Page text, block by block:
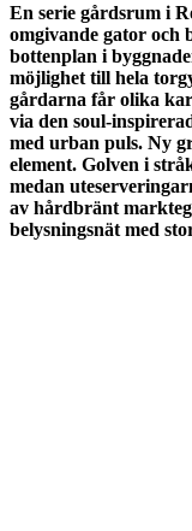
En serie gårdsrum i
omgivande gator och
bottenplan i
möjlighet till hela
gårdarna får olika
via den soul-
med urban puls. Ny
element. Golven i
medan
av hårdbränt
belysningsnät med